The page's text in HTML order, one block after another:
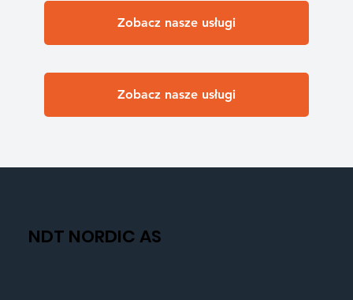
Zobacz nasze usługi
Zobacz nasze usługi
NDT NORDIC AS